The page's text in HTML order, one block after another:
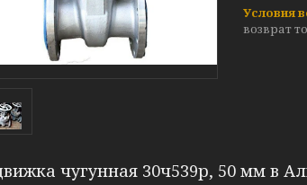
возврат
чугунная 30ч539р, 50 мм в